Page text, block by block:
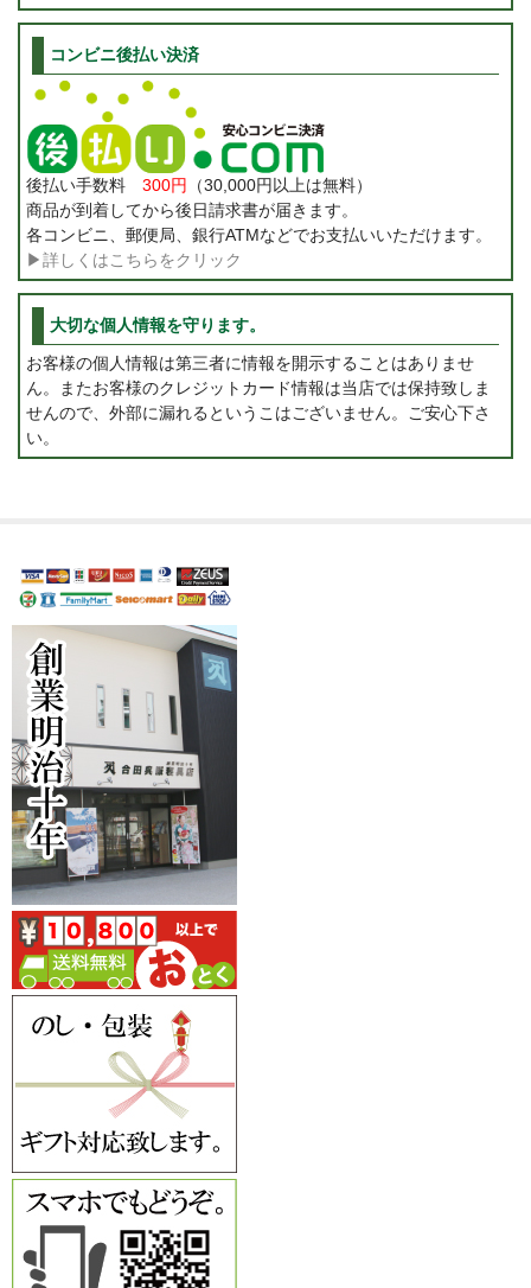
コンビニ後払い決済
後払い手数料 300円
（30,000円以上は無料）
商品が到着してから後日請求書が届きます。
各コンビニ、郵便局、銀行ATMなどでお支払いいただけます。
▶詳しくはこちらをクリック
大切な個人情報を守ります。
お客様の個人情報は第三者に情報を開示することはありませ
ん。またお客様のクレジットカード情報は当店では保持致しま
せんので、外部に漏れるというこはございません。ご安心下さ
い。